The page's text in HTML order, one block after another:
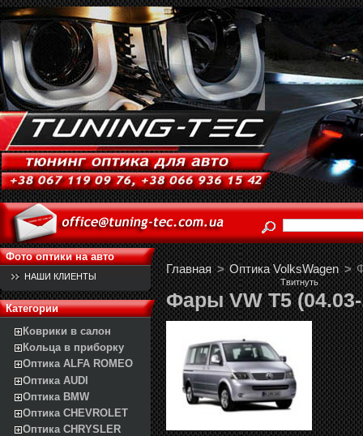
Фото оптики на авто
НАШИ КЛИЕНТЫ
Категории
Коврики в салон
Кольца в приборку
Оптика ALFA ROMEO
Оптика AUDI
Оптика BMW
Оптика CHEVROLET
Оптика CHRYSLER
Главная > Оптика VolksWagen >
Твитнуть
Фары VW T5